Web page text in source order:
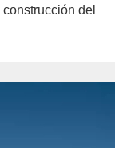
del